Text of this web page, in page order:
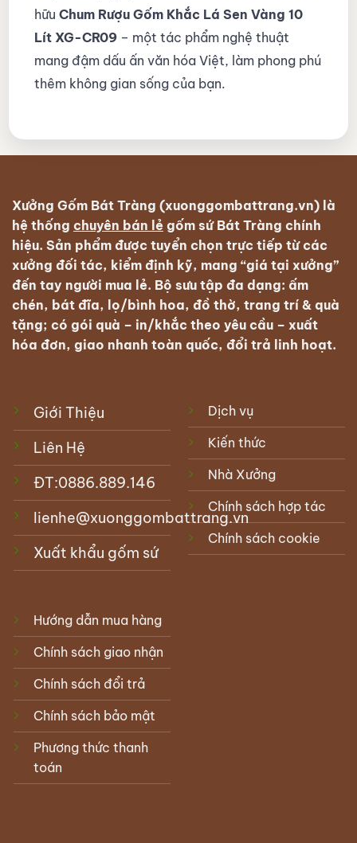
hữu Chum Rượu Gốm Khắc Lá Sen Vàng 10
Lít XG-CR09– một tác phẩm nghệ thuật
mang đậm dấu ấn văn hóa Việt, làm phong phú
thêm không gian sống của bạn.
Xưởng Gốm Bát Tràng (xuonggombattrang.vn) là
hệ thống chuyên bán lẻ gốm sứ Bát Tràng chính
hiệu. Sản phẩm được tuyển chọn trực tiếp từ các
xưởng đối tác, kiểm định kỹ, mang “giá tại xưởng”
đến tay người mua lẻ. Bộ sưu tập đa dạng: ấm
chén, bát đĩa, lọ/bình hoa, đồ thờ, trang trí & quà
tặng; có gói quà – in/khắc theo yêu cầu – xuất
hóa đơn, giao nhanh toàn quốc, đổi trả linh hoạt.
Giới Thiệu
Liên Hệ
ĐT:0886.889.146
lienhe@xuonggombattrang.vn
Xuất khẩu gốm sứ
Dịch vụ
Kiến thức
Nhà Xưởng
Chính sách hợp tác
Chính sách cookie
Hướng dẫn mua hàng
Chính sách giao nhận
Chính sách đổi trả
Chính sách bảo mật
Phương thức thanh
toán